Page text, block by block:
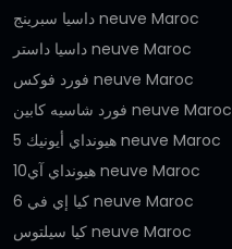
داسيا سبرينج neuve Maroc
داسيا داستر neuve Maroc
فورد فوكس neuve Maroc
فورد شاسيه كابين neuve Maroc
هيونداي أيونيك 5 neuve Maroc
هيونداي آي10 neuve Maroc
كيا إي في 6 neuve Maroc
كيا سيلتوس neuve Maroc